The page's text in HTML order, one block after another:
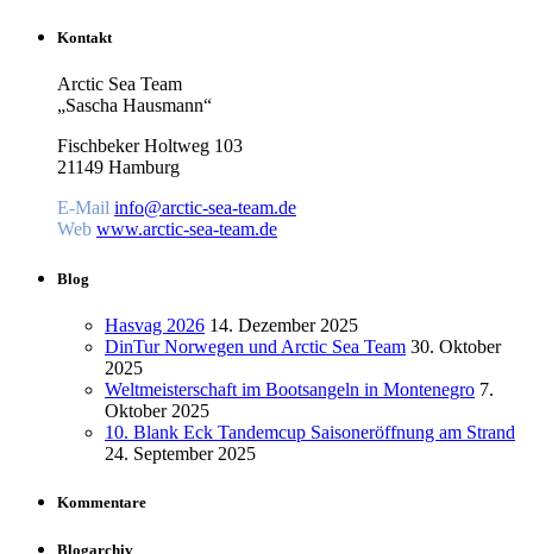
Kontakt
Arctic Sea Team
„Sascha Hausmann“
Fischbeker Holtweg 103
21149 Hamburg
E-Mail info@arctic-sea-team.de
Web www.arctic-sea-team.de
Blog
Hasvag 2026 14. Dezember 2025
DinTur Norwegen und Arctic Sea Team 30. Oktober
2025
Weltmeisterschaft im Bootsangeln in Montenegro 7.
Oktober 2025
10. Blank Eck Tandemcup Saisoneröffnung am Strand
24. September 2025
Kommentare
Blogarchiv